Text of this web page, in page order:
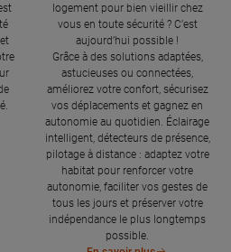
logement pour bien vieillir chez
vous en toute sécurité ? C’est
aujourd’hui possible !
Grâce à des solutions adaptées,
astucieuses ou connectées,
améliorez votre confort, sécurisez
vos déplacements et gagnez en
autonomie au quotidien. Éclairage
intelligent, détecteurs de présence,
pilotage à distance : adaptez votre
habitat pour renforcer votre
autonomie, faciliter vos gestes de
tous les jours et préserver votre
indépendance le plus longtemps
possible.